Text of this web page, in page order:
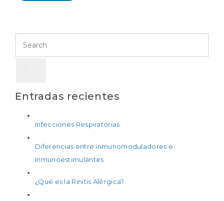
Entradas recientes
Infecciones Respiratorias
Diferencias entre inmunomoduladores e
inmunoestimulantes
¿Qué es la Rinitis Alérgica?